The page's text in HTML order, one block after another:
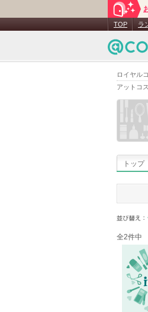
ロイヤル
アットコ
TOP ラ
トップ
全2件中